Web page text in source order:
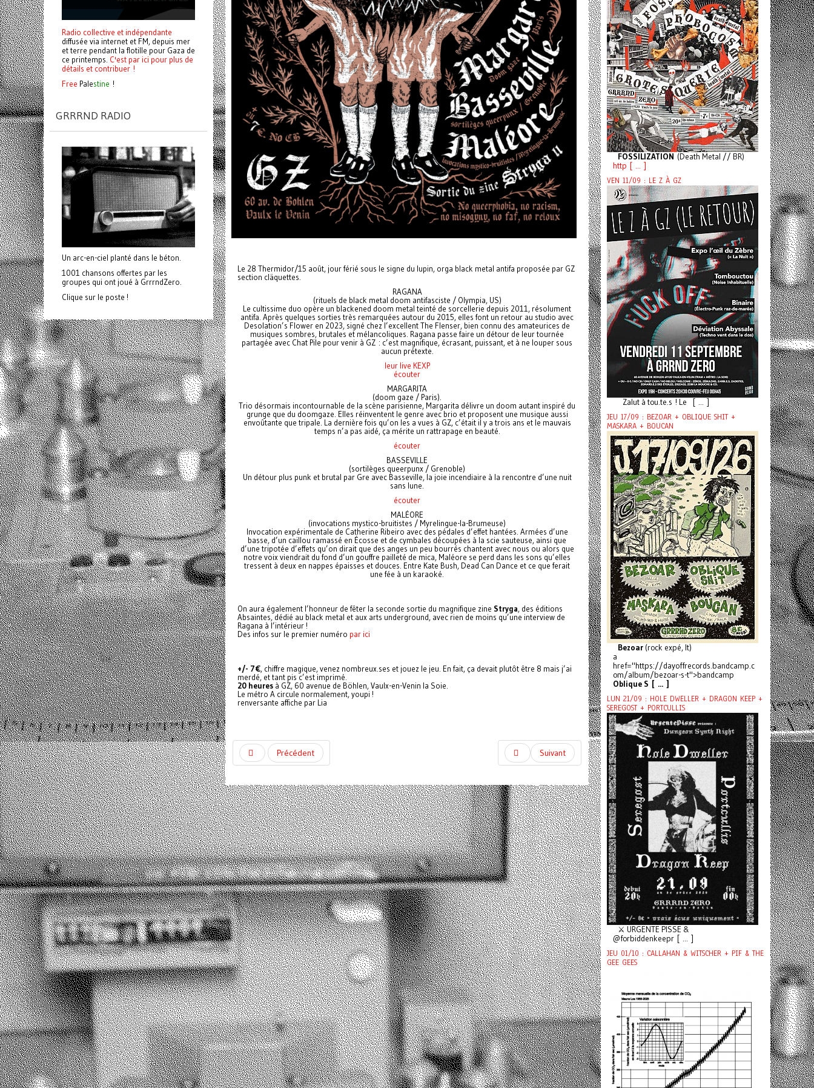
Le 28 Thermidor/15 août, jour férié sous le signe du lupin, orga black metal antifa proposée par GZ
section cläquettes.
RAGANA
(rituels de black metal doom antifasciste / Olympia, US)
Le cultissime duo opère un blackened doom metal teinté de sorcellerie depuis 2011, résolument
antifa. Après quelques sorties très remarquées autour du 2015, elles font un retour au studio avec
Desolation’s Flower en 2023, signé chez l’excellent The Flenser, bien connu des amateurices de
musiques sombres, brutales et mélancoliques. Ragana passe faire un détour de leur tournée
partagée avec Chat Pile pour venir à GZ : c’est magnifique, écrasant, puissant, et à ne louper sous
aucun prétexte.
leur live KEXP
écouter
MARGARITA
(doom gaze / Paris).
Trio désormais incontournable de la scène parisienne, Margarita délivre un doom autant inspiré du
grunge que du doomgaze. Elles réinventent le genre avec brio et proposent une musique aussi
envoûtante que tripale. La dernière fois qu’on les a vues à GZ, c’était il y a trois ans et le mauvais
temps n’a pas aidé, ça mérite un rattrapage en beauté.
écouter
BASSEVILLE
(sortilèges queerpunx / Grenoble)
Un détour plus punk et brutal par Gre avec Basseville, la joie incendiaire à la rencontre d’une nuit
sans lune.
écouter
MALÉORE
(invocations mystico-bruitistes / Myrelingue-la-Brumeuse)
Invocation expérimentale de Catherine Ribeiro avec des pédales d’effet hantées. Armées d’une
basse, d’un caillou ramassé en Écosse et de cymbales découpées à la scie sauteuse, ainsi que
d’une tripotée d’effets qu’on dirait que des anges un peu bourrés chantent avec nous ou alors que
notre voix viendrait du fond d’un gouffre pailleté de mica, Maléore se perd dans les sons qu’elles
tressent à deux en nappes épaisses et douces. Entre Kate Bush, Dead Can Dance et ce que ferait
une fée à un karaoké.
On aura également l’honneur de fêter la seconde sortie du magnifique zine Stryga, des éditions
Absaintes, dédié au black metal et aux arts underground, avec rien de moins qu’une interview de
Ragana à l’intérieur !
Des infos sur le premier numéro par ici
+/- 7€, chiffre magique, venez nombreux.ses et jouez le jeu. En fait, ça devait plutôt être 8 mais j’ai
merdé, et tant pis c’est imprimé.
20 heures à GZ, 60 avenue de Böhlen, Vaulx-en-Venin la Soie.
Le métro A circule normalement, youpi !
renversante affiche par Lia
Précédent Suivant
Radio collective et indépendante
diffusée via internet et FM, depuis mer
et terre pendant la flotille pour Gaza de
ce printemps. C'est par ici pour plus de
détails et contribuer !
Free Palestine !
GRRRND RADIO
Un arc-en-ciel planté dans le béton.
1001 chansons offertes par les
groupes qui ont joué à GrrrndZero.
Clique sur le poste !
FOSSILIZATION (Death Metal // BR)
http [ ... ]
VEN 11/09 : LE Z À GZ
Zalut à tou.te.s ! Le [ ... ]
JEU 17/09 : BEZOAR + OBLIQUE SHIT +
MASKARA + BOUCAN
Bezoar (rock expé, It)
a
href="https://dayoffrecords.bandcamp.c
om/album/bezoar-s-t">bandcamp
Oblique S [ ... ]
LUN 21/09 : HOLE DWELLER + DRAGON KEEP +
SEREGOST + PORTCULLIS
⚔️ URGENTE PISSE &
@forbiddenkeepr [ ... ]
JEU 01/10 : CALLAHAN & WITSCHER + PIF & THE
GEE GEES